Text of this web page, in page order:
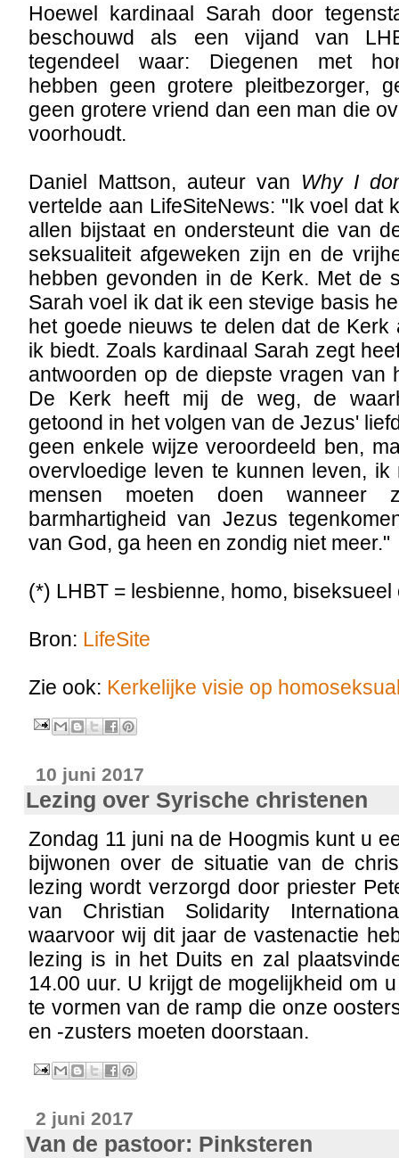
Hoewel kardinaal Sarah door
beschouwd als een vijand van
tegendeel waar: Diegenen met
hebben geen grotere pleitbezorger,
geen grotere vriend dan een man die
voorhoudt.
Daniel Mattson, auteur van Why I
vertelde aan LifeSiteNews: "Ik voel dat
allen bijstaat en ondersteunt die van
seksualiteit afgeweken zijn en de
hebben gevonden in de Kerk. Met de
Sarah voel ik dat ik een stevige basis
het goede nieuws te delen dat de Kerk
ik biedt. Zoals kardinaal Sarah zegt
antwoorden op de diepste vragen van
De Kerk heeft mij de weg, de
getoond in het volgen van de Jezus'
geen enkele wijze veroordeeld ben,
overvloedige leven te kunnen leven, ik
mensen moeten doen
barmhartigheid van Jezus
van God, ga heen en zondig niet meer."
(*) LHBT = lesbienne, homo,
Bron: LifeSite
Zie ook: Kerkelijke visie op
10 juni 2017
Lezing over Syrische christenen
Zondag 11 juni na de Hoogmis kunt u
bijwonen over de situatie van de
lezing wordt verzorgd door priester
van Christian Solidarity
waarvoor wij dit jaar de vastenactie
lezing is in het Duits en zal
14.00 uur. U krijgt de mogelijkheid om
te vormen van de ramp die onze
en -zusters moeten doorstaan.
2 juni 2017
Van de pastoor: Pinksteren